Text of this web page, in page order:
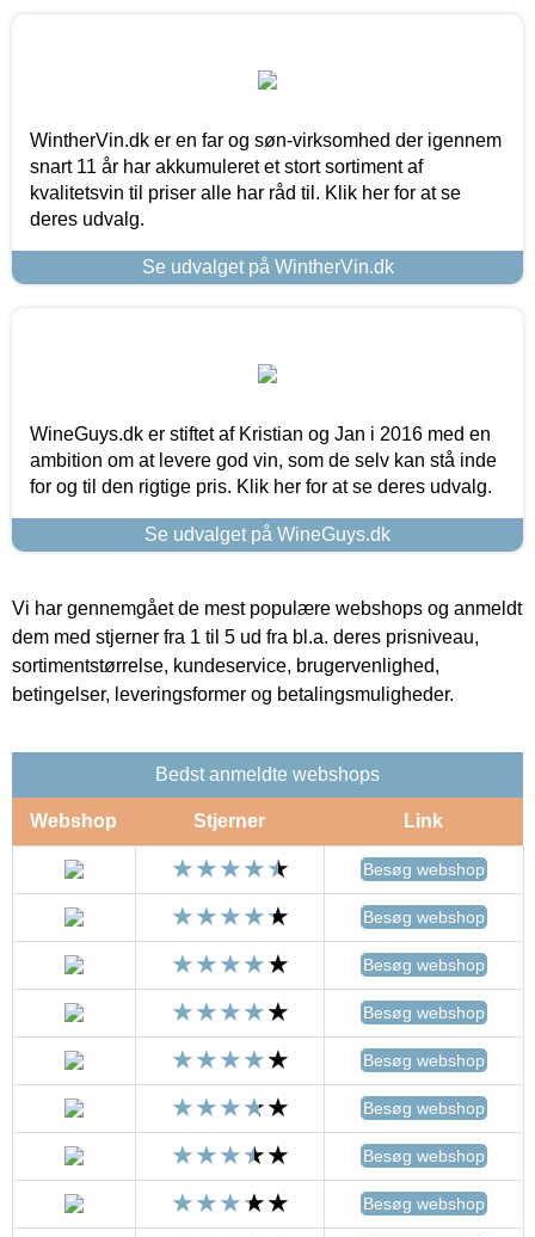
WintherVin.dk er en far og søn-virksomhed der igennem
snart 11 år har akkumuleret et stort sortiment af
kvalitetsvin til priser alle har råd til. Klik her for at se
deres udvalg.
Se udvalget på WintherVin.dk
WineGuys.dk er stiftet af Kristian og Jan i 2016 med en
ambition om at levere god vin, som de selv kan stå inde
for og til den rigtige pris. Klik her for at se deres udvalg.
Se udvalget på WineGuys.dk
Vi har gennemgået de mest populære webshops og anmeldt
dem med stjerner fra 1 til 5 ud fra bl.a. deres prisniveau,
sortimentstørrelse, kundeservice, brugervenlighed,
betingelser, leveringsformer og betalingsmuligheder.
Bedst anmeldte webshops
Webshop Stjerner Link
Besøg webshop
Besøg webshop
Besøg webshop
Besøg webshop
Besøg webshop
Besøg webshop
Besøg webshop
Besøg webshop